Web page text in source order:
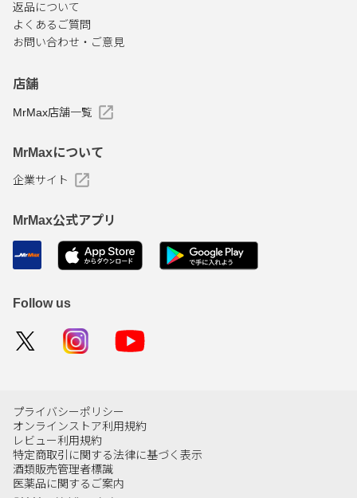
返品について
よくあるご質問
お問い合わせ・ご意見
店舗
MrMax店舗一覧
MrMaxについて
企業サイト
MrMax公式アプリ
Follow us
プライバシーポリシー
オンラインストア利用規約
レビュー利用規約
特定商取引に関する法律に基づく表示
酒類販売管理者標識
医薬品に関するご案内